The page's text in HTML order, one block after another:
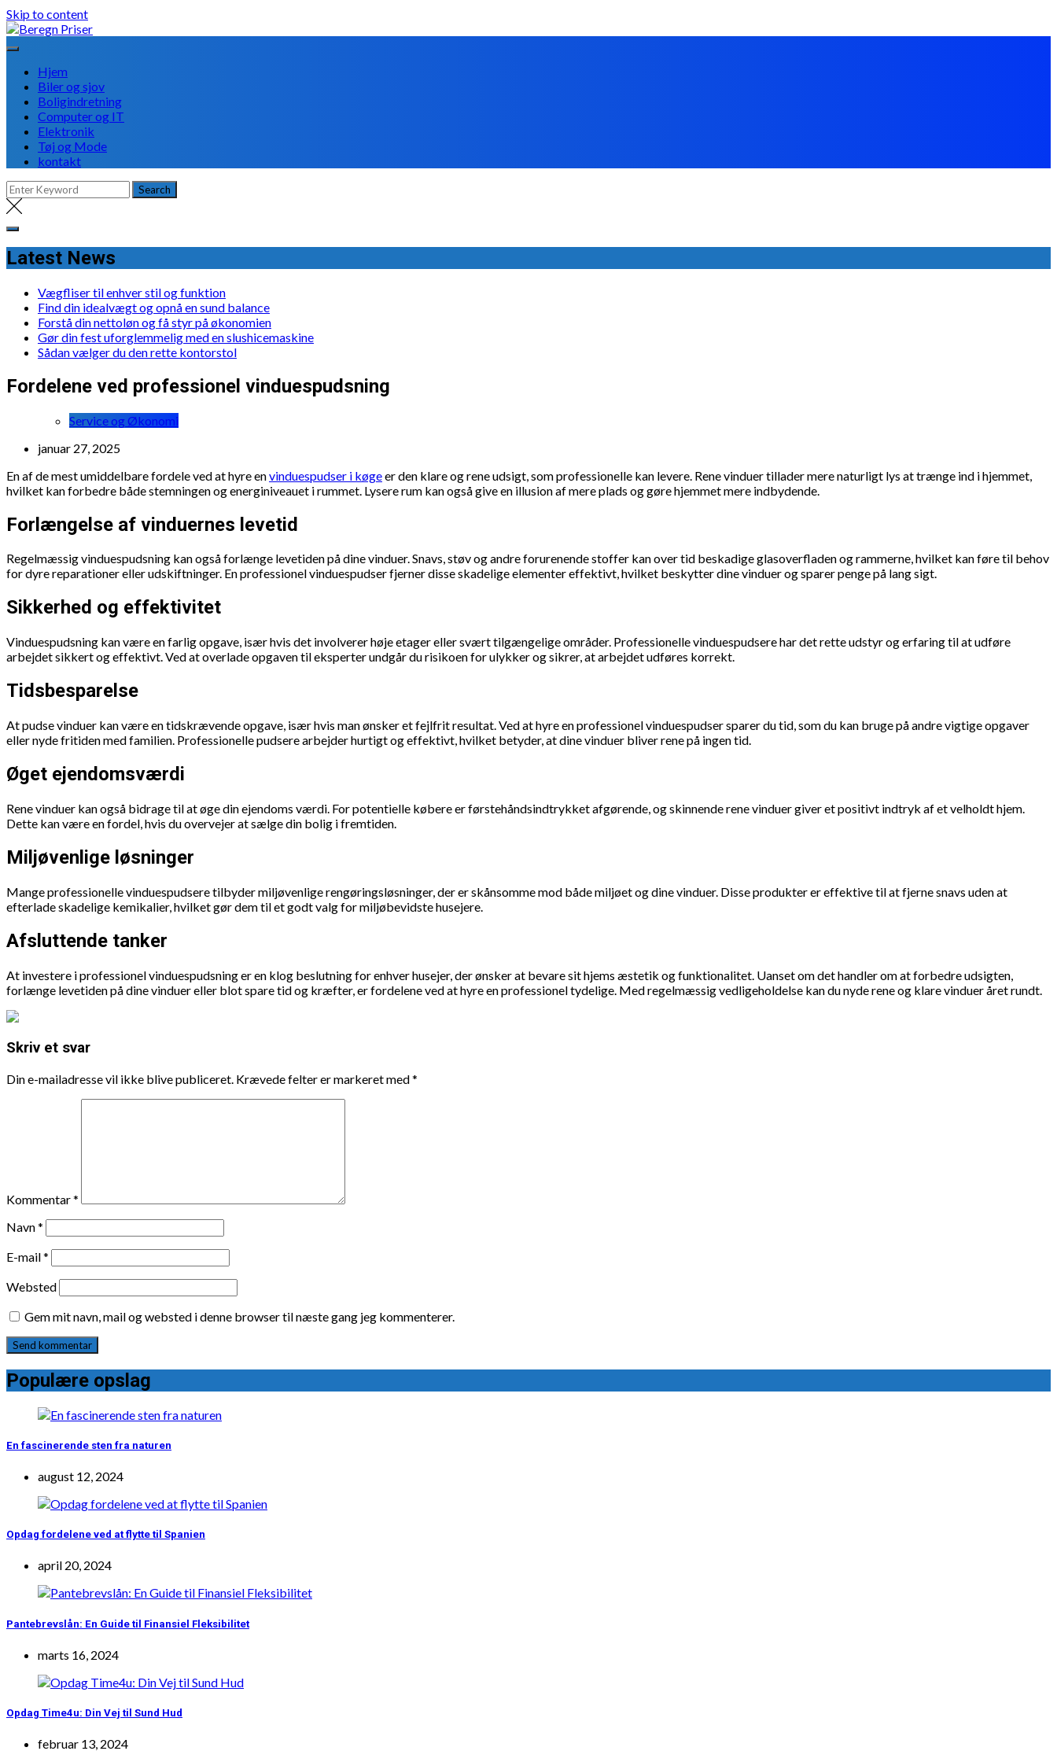
Skip to content
Hjem
Biler og sjov
Boligindretning
Computer og IT
Elektronik
Tøj og Mode
kontakt
Latest News
Vægfliser til enhver stil og funktion
Find din idealvægt og opnå en sund balance
Forstå din nettoløn og få styr på økonomien
Gør din fest uforglemmelig med en slushicemaskine
Sådan vælger du den rette kontorstol
Fordelene ved professionel vinduespudsning
Service og Økonomi
januar 27, 2025
En af de mest umiddelbare fordele ved at hyre envinduespudser i køgeer den klare og rene udsigt, som professionelle kan levere. Rene vinduer tillader mere naturligt lys at trænge ind i hjemmet,
hvilket kan forbedre både stemningen og energiniveauet i rummet. Lysere rum kan også give en illusion af mere plads og gøre hjemmet mere indbydende.
Forlængelse af vinduernes levetid
Regelmæssig vinduespudsning kan også forlænge levetiden på dine vinduer. Snavs, støv og andre forurenende stoffer kan over tid beskadige glasoverfladen og rammerne, hvilket kan føre til behov
for dyre reparationer eller udskiftninger. En professionel vinduespudser fjerner disse skadelige elementer effektivt, hvilket beskytter dine vinduer og sparer penge på lang sigt.
Sikkerhed og effektivitet
Vinduespudsning kan være en farlig opgave, især hvis det involverer høje etager eller svært tilgængelige områder. Professionelle vinduespudsere har det rette udstyr og erfaring til at udføre
arbejdet sikkert og effektivt. Ved at overlade opgaven til eksperter undgår du risikoen for ulykker og sikrer, at arbejdet udføres korrekt.
Tidsbesparelse
At pudse vinduer kan være en tidskrævende opgave, især hvis man ønsker et fejlfrit resultat. Ved at hyre en professionel vinduespudser sparer du tid, som du kan bruge på andre vigtige opgaver
eller nyde fritiden med familien. Professionelle pudsere arbejder hurtigt og effektivt, hvilket betyder, at dine vinduer bliver rene på ingen tid.
Øget ejendomsværdi
Rene vinduer kan også bidrage til at øge din ejendoms værdi. For potentielle købere er førstehåndsindtrykket afgørende, og skinnende rene vinduer giver et positivt indtryk af et velholdt hjem.
Dette kan være en fordel, hvis du overvejer at sælge din bolig i fremtiden.
Miljøvenlige løsninger
Mange professionelle vinduespudsere tilbyder miljøvenlige rengøringsløsninger, der er skånsomme mod både miljøet og dine vinduer. Disse produkter er effektive til at fjerne snavs uden at
efterlade skadelige kemikalier, hvilket gør dem til et godt valg for miljøbevidste husejere.
Afsluttende tanker
At investere i professionel vinduespudsning er en klog beslutning for enhver husejer, der ønsker at bevare sit hjems æstetik og funktionalitet. Uanset om det handler om at forbedre udsigten,
forlænge levetiden på dine vinduer eller blot spare tid og kræfter, er fordelene ved at hyre en professionel tydelige. Med regelmæssig vedligeholdelse kan du nyde rene og klare vinduer året rundt.
Skriv et svar
Din e-mailadresse vil ikke blive publiceret. Krævede felter er markeret med*
Kommentar*
Navn*
E-mail*
Websted
Gem mit navn, mail og websted i denne browser til næste gang jeg kommenterer.
Populære opslag
En fascinerende sten fra naturen
august 12, 2024
Opdag fordelene ved at flytte til Spanien
april 20, 2024
Pantebrevslån: En Guide til Finansiel Fleksibilitet
marts 16, 2024
Opdag Time4u: Din Vej til Sund Hud
februar 13, 2024